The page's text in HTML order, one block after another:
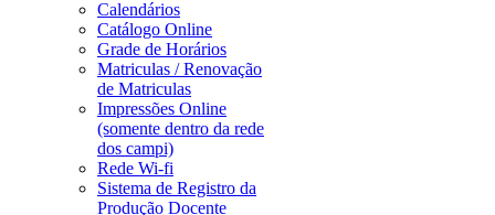
Calendários
Catálogo Online
Grade de Horários
Matriculas / Renovação
de Matriculas
Impressões Online
(somente dentro da rede
dos campi)
Rede Wi-fi
Sistema de Registro da
Produção Docente